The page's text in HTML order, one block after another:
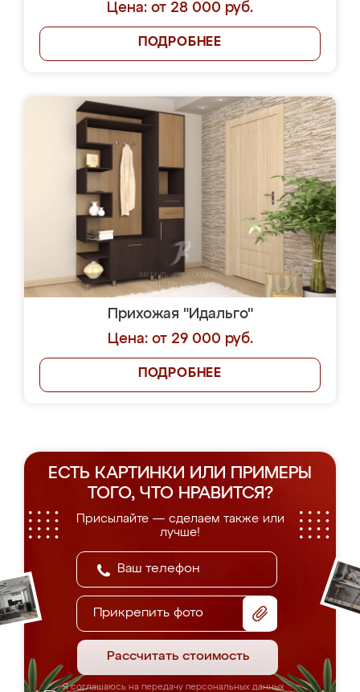
Цена: от 28 000 руб.
ПОДРОБНЕЕ
Прихожая "Идальго"
Цена: от 29 000 руб.
ПОДРОБНЕЕ
ЕСТЬ КАРТИНКИ ИЛИ ПРИМЕРЫ
ТОГО, ЧТО НРАВИТСЯ?
Присылайте — сделаем также или
лучше!
Прикрепить фото
Рассчитать стоимость
Я соглашаюсь на передачу персональных данных